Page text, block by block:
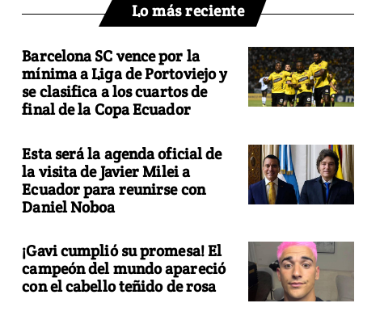
Lo más reciente
Barcelona SC vence por la
mínima a Liga de Portoviejo y
se clasifica a los cuartos de
final de la Copa Ecuador
Esta será la agenda oficial de
la visita de Javier Milei a
Ecuador para reunirse con
Daniel Noboa
¡Gavi cumplió su promesa! El
campeón del mundo apareció
con el cabello teñido de rosa